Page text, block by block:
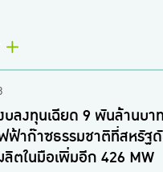
บลงทุนเฉียด 9 พันล้านบาท
ฟ้าก๊าซธรรมชาติที่สหรัฐ
ตในมือเพิ่มอีก 426 MW